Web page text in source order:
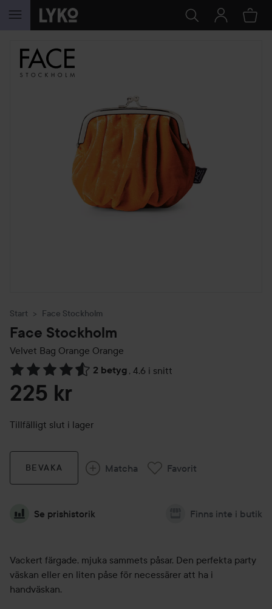
HOPPA TILL INNEHÅLLET
Start Face Stockholm
Face Stockholm
Velvet Bag Orange Orange
2 betyg , 4.6 i snitt
Hoppa till Betyg & kommentarer
225 kr
Tillfälligt slut i lager
BEVAKA Matcha Favorit
Se prishistorik Finns inte i butik
Vackert färgade, mjuka sammets påsar. Den perfekta party
väskan eller en liten påse för necessärer att ha i
handväskan.